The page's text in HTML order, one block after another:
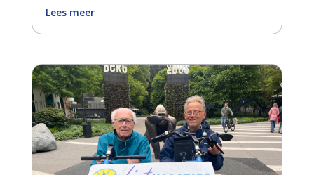
Lees meer